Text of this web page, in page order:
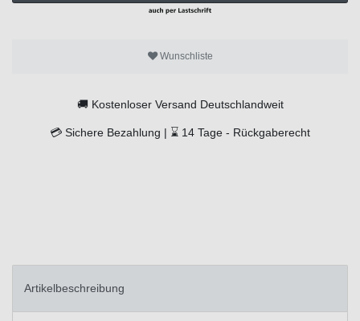
Wunschliste
🚚 Kostenloser Versand Deutschlandweit
💳 Sichere Bezahlung | ⌛ 14 Tage - Rückgaberecht
Artikelbeschreibung